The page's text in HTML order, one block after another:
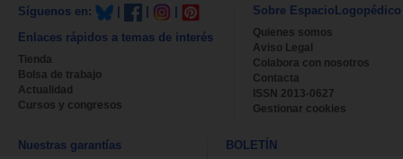
Síguenos en:
Enlaces rápidos a temas de interés
Tienda
Bolsa de trabajo
Actualidad
Cursos y congresos
Sobre EspacioLogopédico
Quienes somos
Aviso Legal
Colabora con nosotros
Contacta
ISSN 2013-0627
Gestionar cookies
Nuestras garantías BOLETÍN